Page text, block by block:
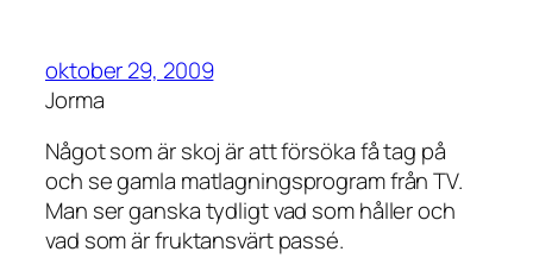
oktober 29, 2009
Jorma
Något som är skoj är att försöka få tag på
och se gamla matlagningsprogram från TV.
Man ser ganska tydligt vad som håller och
vad som är fruktansvärt passé.